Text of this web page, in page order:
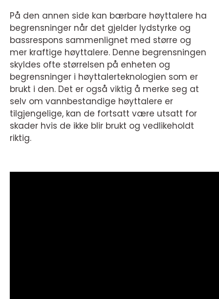
På den annen side kan bærbare høyttalere ha
begrensninger når det gjelder lydstyrke og
bassrespons sammenlignet med større og
mer kraftige høyttalere. Denne begrensningen
skyldes ofte størrelsen på enheten og
begrensninger i høyttalerteknologien som er
brukt i den. Det er også viktig å merke seg at
selv om vannbestandige høyttalere er
tilgjengelige, kan de fortsatt være utsatt for
skader hvis de ikke blir brukt og vedlikeholdt
riktig.